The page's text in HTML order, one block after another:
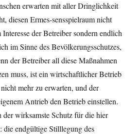
erwarten mit aller Dringlichkeit
diesen Ermes-sensspielraum nicht
der Betreiber sondern endlich
im Sinne des Bevölkerungsschutzes,
der Betreiber all diese Maßnahmen
muss, ist ein wirtschaftlicher Betrieb
mehr zu erwarten, und der
Antrieb den Betrieb einstellen.
der wirksamste Schutz für die hier
die endgültige Stilllegung des